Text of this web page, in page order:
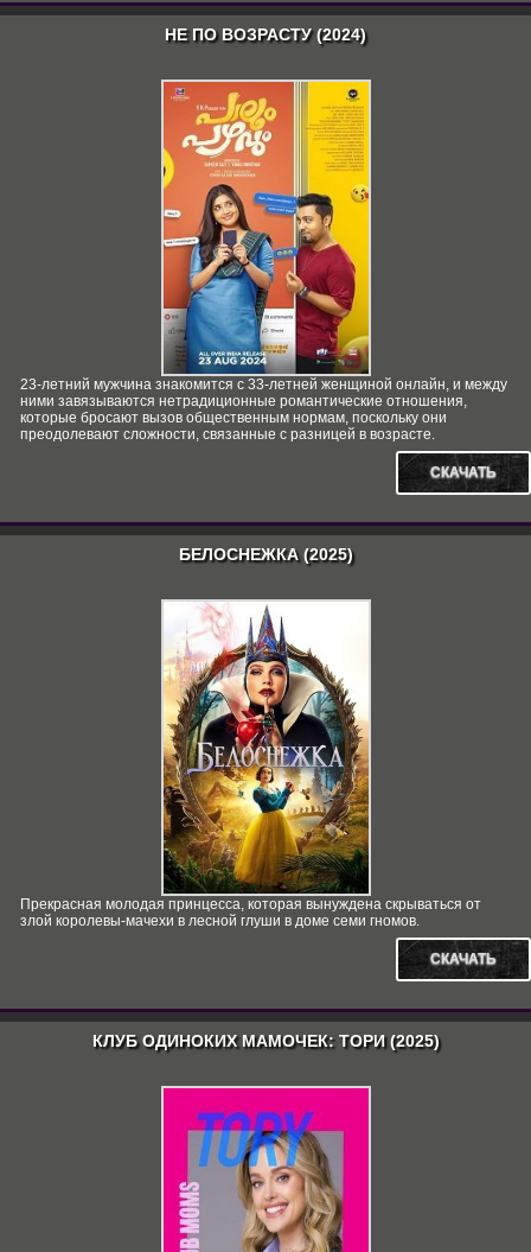
НЕ ПО ВОЗРАСТУ (2024)
23-летний мужчина знакомится с 33-летней женщиной онлайн, и между
ними завязываются нетрадиционные романтические отношения,
которые бросают вызов общественным нормам, поскольку они
преодолевают сложности, связанные с разницей в возрасте.
СКАЧАТЬ
БЕЛОСНЕЖКА (2025)
Прекрасная молодая принцесса, которая вынуждена скрываться от
злой королевы-мачехи в лесной глуши в доме семи гномов.
СКАЧАТЬ
КЛУБ ОДИНОКИХ МАМОЧЕК: ТОРИ (2025)